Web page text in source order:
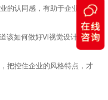
的认同感，有助于企业管理
如何做好Vi视觉设计吗?
把控住企业的风格特点，才